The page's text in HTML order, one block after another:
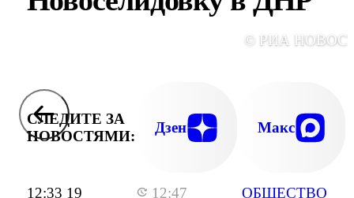
12:33 19
12:47
ОБЩЕСТВО
© РИА
СЛЕДИТЕ ЗА
НОВОСТЯМИ:
Дзен Макс